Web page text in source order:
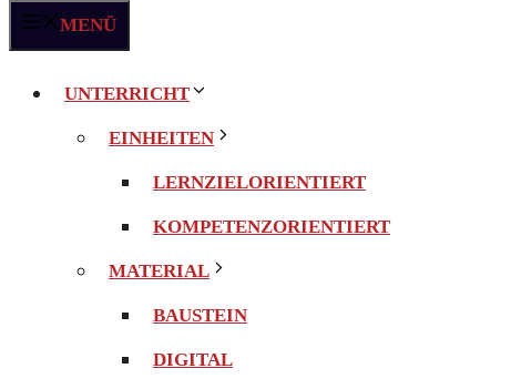
MENÜ
UNTERRICHT
EINHEITEN
LERNZIELORIENTIERT
KOMPETENZORIENTIERT
MATERIAL
BAUSTEIN
DIGITAL